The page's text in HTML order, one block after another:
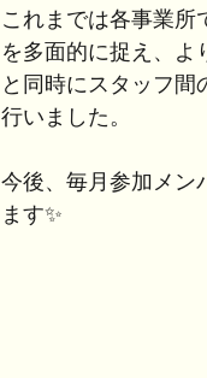
これまでは各事業所
を多面的に捉え、よ
と同時にスタッフ間
行いました。
今後、毎月参加メン
ます✨